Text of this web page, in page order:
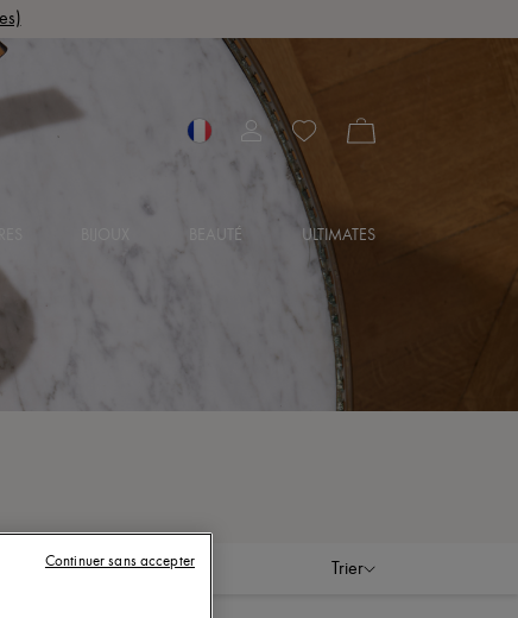
BEAUTÉ ULTIMATES
Trier
Continuer sans accepter